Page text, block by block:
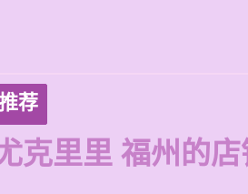
荐
克里里 福州的店